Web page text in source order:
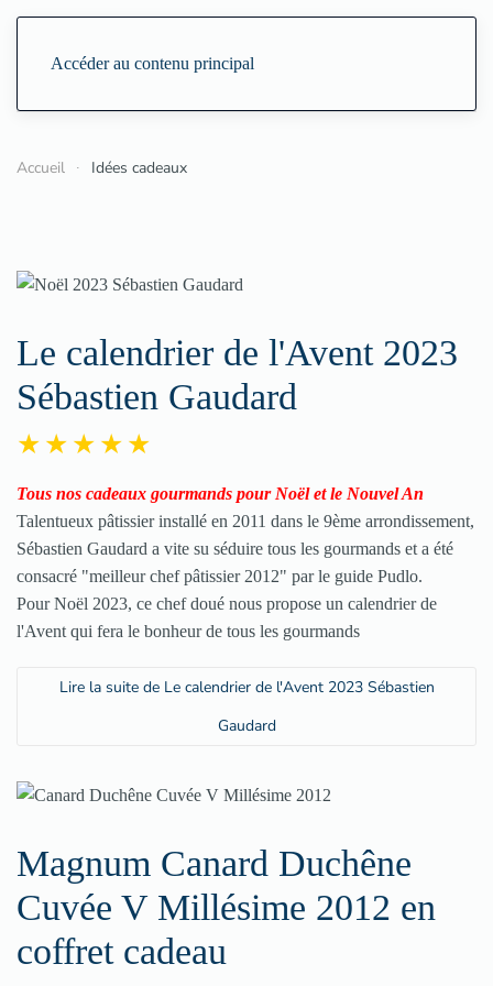
Accéder au contenu principal
Accueil Idées cadeaux
Le calendrier de l'Avent 2023
Sébastien Gaudard
Tous nos cadeaux gourmands pour Noël et le Nouvel An
Talentueux pâtissier installé en 2011 dans le 9ème arrondissement,
Sébastien Gaudard a vite su séduire tous les gourmands et a été
consacré "meilleur chef pâtissier 2012" par le guide Pudlo.
Pour Noël 2023, ce chef doué nous propose un calendrier de
l'Avent qui fera le bonheur de tous les gourmands
Lire la suite de Le calendrier de l'Avent 2023 Sébastien
Gaudard
Magnum Canard Duchêne
Cuvée V Millésime 2012 en
coffret cadeau